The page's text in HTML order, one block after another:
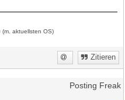
(m. aktuellsten OS)
Zitieren
Posting Freak